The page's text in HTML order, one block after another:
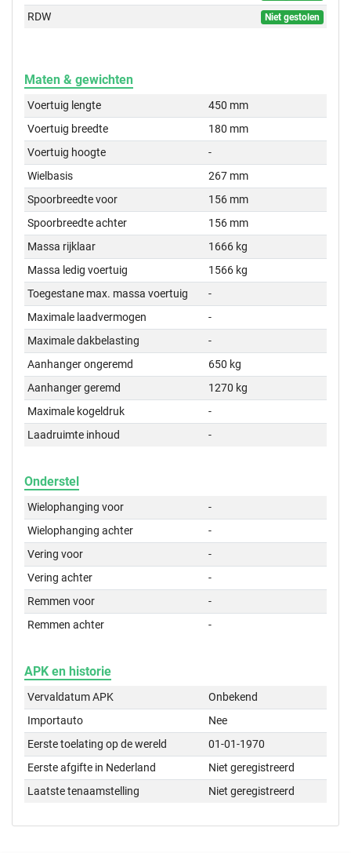
RDW Niet gestolen
Maten & gewichten
Voertuig lengte
450 mm
Voertuig breedte
180 mm
Voertuig hoogte
-
Wielbasis
267 mm
Spoorbreedte voor
156 mm
Spoorbreedte achter
156 mm
Massa rijklaar
1666 kg
Massa ledig voertuig
1566 kg
Toegestane max. massa voertuig
-
Maximale laadvermogen
-
Maximale dakbelasting
-
Aanhanger ongeremd
650 kg
Aanhanger geremd
1270 kg
Maximale kogeldruk
-
Laadruimte inhoud
-
Onderstel
Wielophanging voor
-
Wielophanging achter
-
Vering voor
-
Vering achter
-
Remmen voor
-
Remmen achter
-
APK en historie
Vervaldatum APK
Onbekend
Importauto
Nee
Eerste toelating op de wereld
01-01-1970
Eerste afgifte in Nederland
Niet geregistreerd
Laatste tenaamstelling
Niet geregistreerd